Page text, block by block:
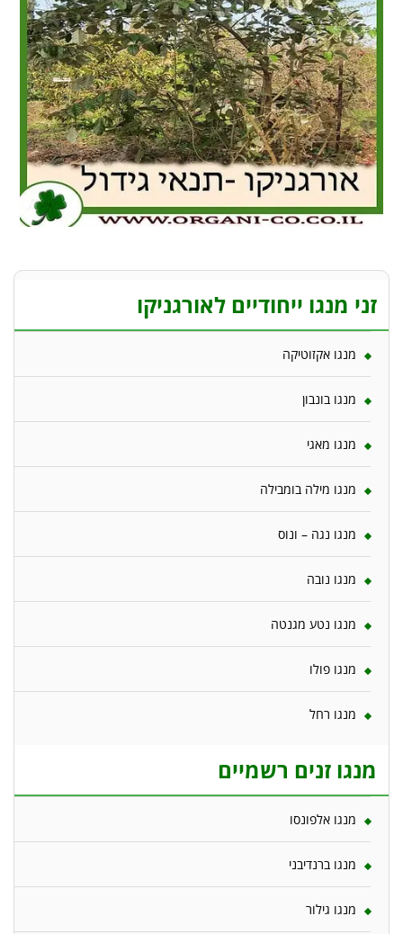
זני מנגו ייחודיים לאורגניקו
מנגו אקזוטיקה
מנגו בונבון
מנגו מאגי
מנגו מילה בומבילה
מנגו נגה – ונוס
מנגו נובה
מנגו נטע מגנטה
מנגו פולו
מנגו רחל
מנגו זנים רשמיים
מנגו אלפונסו
מנגו ברנדיבני
מנגו גילור